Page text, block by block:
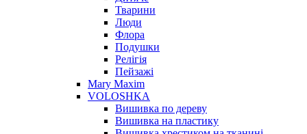
Тварини
Люди
Флора
Подушки
Релігія
Пейзажі
Mary Maxim
VOLOSHKA
Вишивка по дереву
Вишивка на пластику